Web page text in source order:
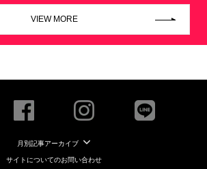
VIEW MORE
月別記事アーカイブ
サイトについてのお問い合わせ